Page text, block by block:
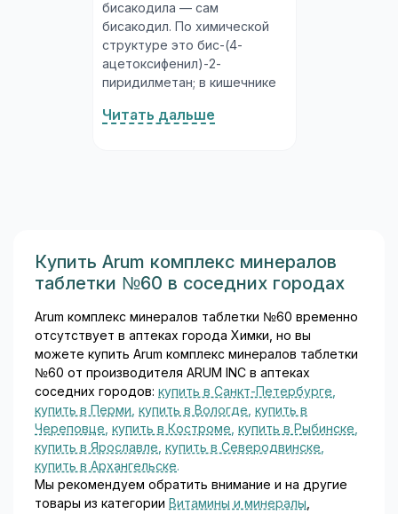
бисакодила — сам
бисакодил. По химической
структуре это бис-(4-
ацетоксифенил)-2-
пиридилметан; в кишечнике
действием ферментов
позволяет выбрать удобный
путь введения: таблетки
часов (удобны для приёма
вечером с ожидаемым
опорожнением утром),
суппозитории —
значительно быстрее...
Читать дальше
Купить Arum комплекс минералов
таблетки №60 в соседних городах
Arum комплекс минералов таблетки №60 временно
отсутствует в аптеках города Химки, но вы
можете купить Arum комплекс минералов таблетки
№60 от производителя ARUM INC в аптеках
соседних городов: купить в Санкт-Петербурге,
купить в Перми, купить в Вологде, купить в
Череповце, купить в Костроме, купить в Рыбинске,
купить в Ярославле, купить в Северодвинске,
купить в Архангельске.
Мы рекомендуем обратить внимание и на другие
товары из категории Витамины и минералы,